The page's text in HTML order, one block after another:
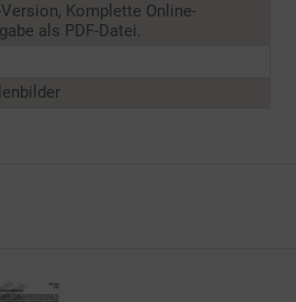
Komplette Online-
als PDF-Datei.